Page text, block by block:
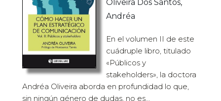
Oliveira Dos Santos,
Andréa
En el volumen II de este
cuádruple libro, titulado
«Públicos y
stakeholders», la doctora
Andréa Oliveira aborda en profundidad lo que,
sin ningún género de dudas, no es...